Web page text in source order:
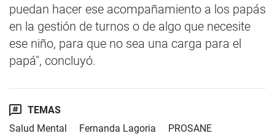
puedan hacer ese acompañamiento a los papás
en la gestión de turnos o de algo que necesite
ese niño, para que no sea una carga para el
papá", concluyó.
TEMAS
Salud Mental
Fernanda Lagoria
PROSANE